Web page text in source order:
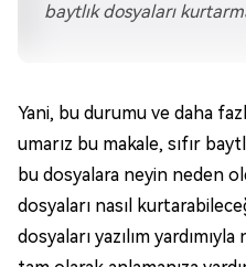
baytlık dosyaları
Yani, bu durumu ve daha
umarız bu makale, sıfır
bu dosyalara neyin neden
dosyaları nasıl
dosyaları yazılım